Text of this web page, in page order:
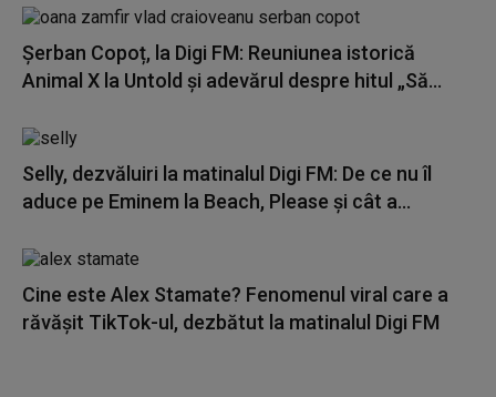
Șerban Copoț, la Digi FM: Reuniunea istorică
Animal X la Untold și adevărul despre hitul „Să...
Selly, dezvăluiri la matinalul Digi FM: De ce nu îl
aduce pe Eminem la Beach, Please și cât a...
Cine este Alex Stamate? Fenomenul viral care a
răvășit TikTok-ul, dezbătut la matinalul Digi FM